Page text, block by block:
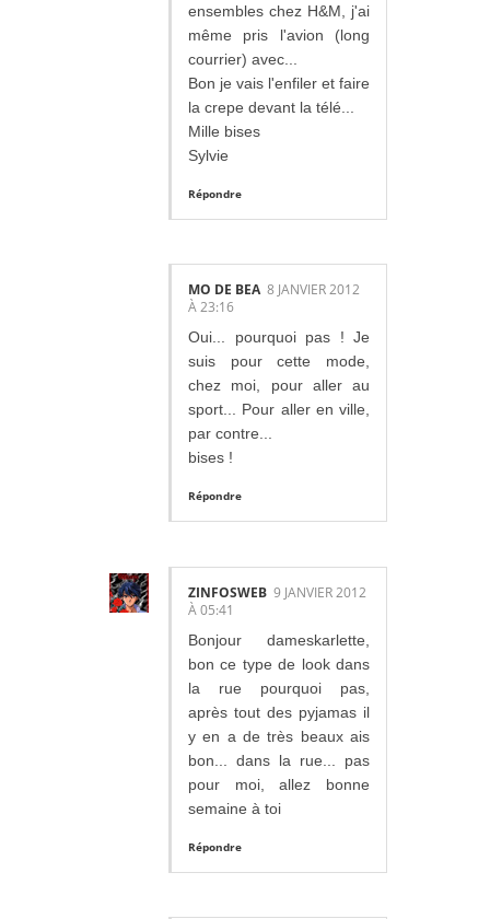
ensembles chez H&M, j'ai
même pris l'avion (long
courrier) avec...
Bon je vais l'enfiler et faire
la crepe devant la télé...
Mille bises
Sylvie
Répondre
MO DE BEA 8 JANVIER 2012
À 23:16
Oui... pourquoi pas ! Je
suis pour cette mode,
chez moi, pour aller au
sport... Pour aller en ville,
par contre...
bises !
Répondre
ZINFOSWEB 9 JANVIER 2012
À 05:41
Bonjour dameskarlette,
bon ce type de look dans
la rue pourquoi pas,
après tout des pyjamas il
y en a de très beaux ais
bon... dans la rue... pas
pour moi, allez bonne
semaine à toi
Répondre